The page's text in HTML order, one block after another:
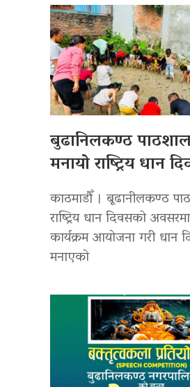
बुढानिलकण्ठ
मनायो राष्ट्रिय धान
काठमाडौँ । बूढानीलकण्ठ
राष्ट्रिय धान दिवसको
कार्यक्रम आयोजना गरी धान
मनाएको